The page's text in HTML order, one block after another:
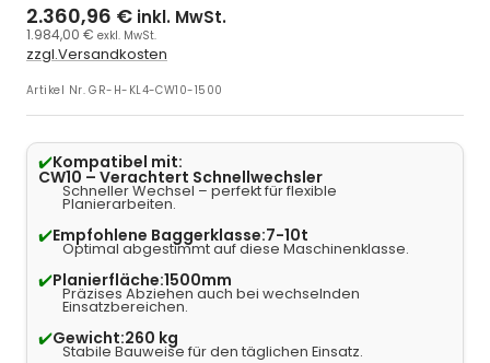
2.360,96 € inkl. MwSt.
1.984,00 € exkl. MwSt.
zzgl.Versandkosten
Artikel Nr.GR-H-KL4-CW10-1500
✔️Kompatibel mit:
CW10 – Verachtert Schnellwechsler
Schneller Wechsel – perfekt für flexible
Planierarbeiten.
✔️Empfohlene Baggerklasse:7-10t
Optimal abgestimmt auf diese Maschinenklasse.
✔️Planierfläche:1500mm
Präzises Abziehen auch bei wechselnden
Einsatzbereichen.
✔️Gewicht:260 kg
Stabile Bauweise für den täglichen Einsatz.